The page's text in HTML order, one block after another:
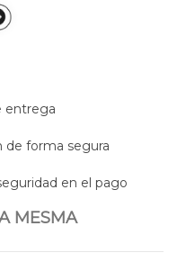
entrega
de forma segura
en el pago
MESMA